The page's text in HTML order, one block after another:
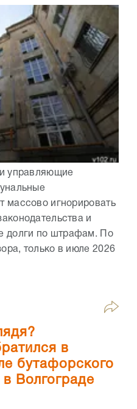
управляющие
массово игнорировать
и
долги по штрафам. По
только в июле 2026
в
бутафорского
Волгограде